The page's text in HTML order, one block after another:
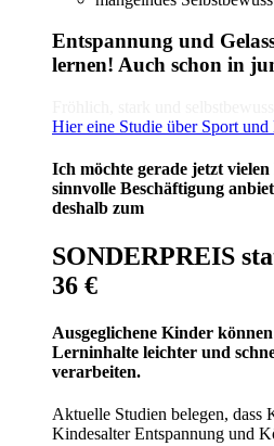
Entspannung und
lernen! Auch schon in
Hier eine Studie über Sport
Ich möchte gerade jetzt
sinnvolle Beschäftigung
deshalb zum
SONDERPREIS
36 €
Ausgeglichene Kinder
Lerninhalte leichter und
verarbeiten.
Aktuelle Studien belegen, dass
Kindesalter Entspannung und